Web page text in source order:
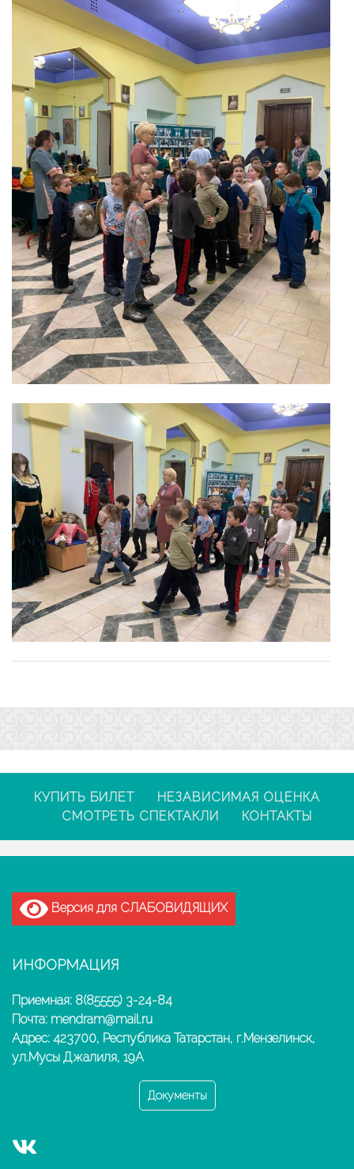
КУПИТЬ БИЛЕТ
НЕЗАВИСИМАЯ ОЦЕНКА
СМОТРЕТЬ СПЕКТАКЛИ
КОНТАКТЫ
Версия для СЛАБОВИДЯЩИХ
ИНФОРМАЦИЯ
Приемная: 8(85555) 3-24-84
Почта: mendram@mail.ru
Адрес: 423700, Республика Татарстан, г.Мензелинск,
ул.Мусы Джалиля, 19А
Документы